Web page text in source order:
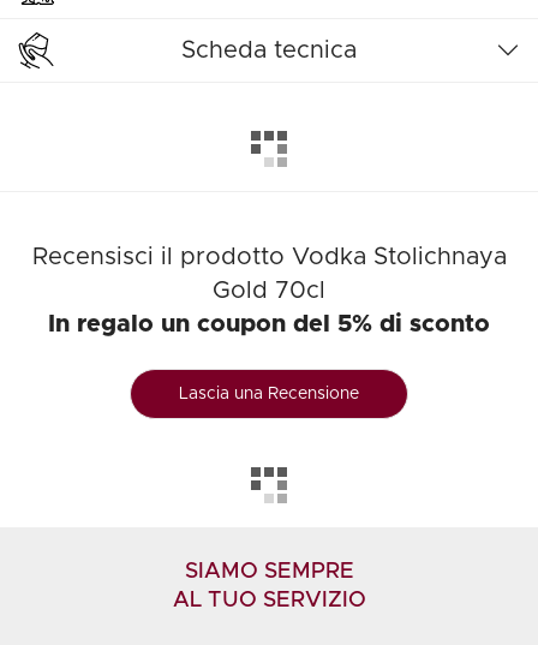
Scheda tecnica
Recensisci il prodotto Vodka Stolichnaya
Gold 70cl
In regalo un coupon del 5% di sconto
Lascia una Recensione
SIAMO SEMPRE
AL TUO SERVIZIO